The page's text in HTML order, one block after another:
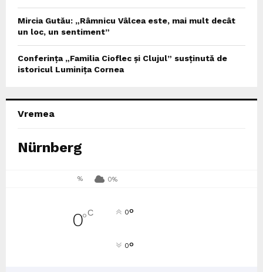
Mircia Gutău: „Râmnicu Vâlcea este, mai mult decât
un loc, un sentiment”
Conferința „Familia Cioflec și Clujul” susținută de
istoricul Luminița Cornea
Vremea
Nürnberg
% 0%
0°C 0°
0°